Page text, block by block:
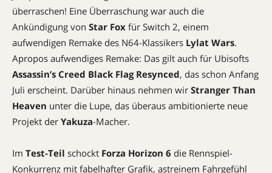
überraschen! Eine Überraschung war auch die
Ankündigung von Star Fox für Switch 2, einem
aufwendigen Remake des N64-Klassikers Lylat Wars.
Apropos aufwendiges Remake: Das gilt auch für Ubisofts
Assassin’s Creed Black Flag Resynced, das schon Anfang
Juli erscheint. Darüber hinaus nehmen wir Stranger Than
Heaven unter die Lupe, das überaus ambitionierte neue
Projekt der Yakuza-Macher.
Im Test-Teil schockt Forza Horizon 6 die Rennspiel-
Konkurrenz mit fabelhafter Grafik, astreinem Fahrgefühl